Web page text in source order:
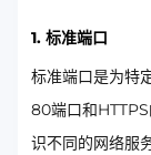
1. 标准端口
标准端口是为特
80端口和
识不同的网络服务